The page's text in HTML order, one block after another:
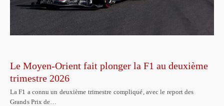
Le Moyen-Orient fait plonger la F1 au deuxième
trimestre 2026
La F1 a connu un deuxième trimestre compliqué, avec le report des
Grands Prix de…